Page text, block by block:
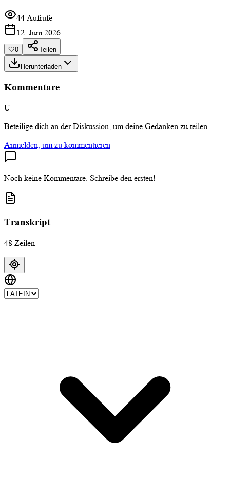
44 Aufrufe
12. Juni 2026
🤍0 Teilen
Herunterladen
Kommentare
U
Beteilige dich an der Diskussion, um deine Gedanken zu teilen
Anmelden, um zu kommentieren
Noch keine Kommentare. Schreibe den ersten!
Transkript
48 Zeilen